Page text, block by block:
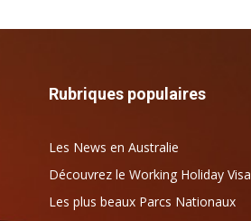
Rubriques populaires
Les News en Australie
Découvrez le Working Holiday Visa
Les plus beaux Parcs Nationaux